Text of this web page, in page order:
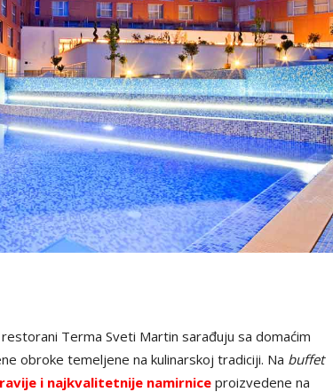
Terma Sveti Martin sarađuju sa domaćim
obroke temeljene na kulinarskoj tradiciji. Na buffet
i najkvalitetnije namirnice proizvedene na